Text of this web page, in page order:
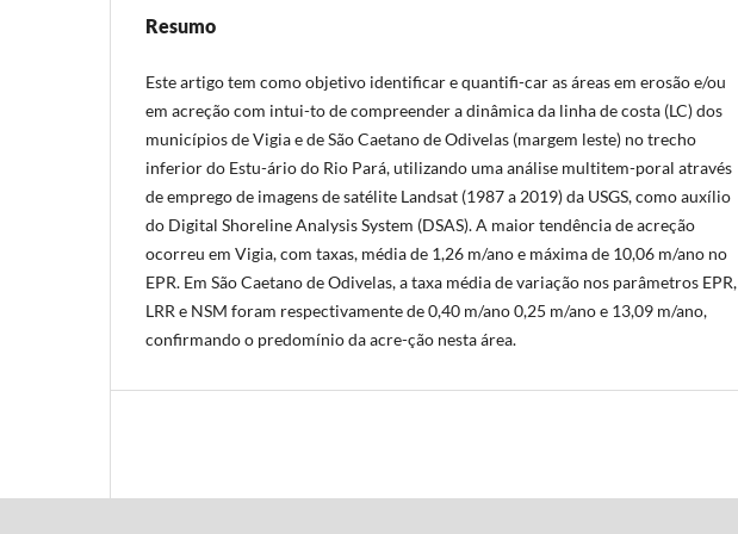
Resumo
Este artigo tem como objetivo identificar e quantifi-car as áreas em erosão e/ou
em acreção com intui-to de compreender a dinâmica da linha de costa (LC) dos
municípios de Vigia e de São Caetano de Odivelas (margem leste) no trecho
inferior do Estu-ário do Rio Pará, utilizando uma análise multitem-poral através
de emprego de imagens de satélite Landsat (1987 a 2019) da USGS, como auxílio
do Digital Shoreline Analysis System (DSAS). A maior tendência de acreção
ocorreu em Vigia, com taxas, média de 1,26 m/ano e máxima de 10,06 m/ano no
EPR. Em São Caetano de Odivelas, a taxa média de variação nos parâmetros EPR,
LRR e NSM foram respectivamente de 0,40 m/ano 0,25 m/ano e 13,09 m/ano,
confirmando o predomínio da acre-ção nesta área.